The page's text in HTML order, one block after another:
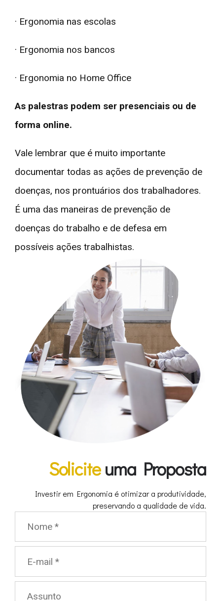
· Ergonomia nas escolas
· Ergonomia nos bancos
· Ergonomia no Home Office
As palestras podem ser presenciais ou de
forma online.
Vale lembrar que é muito importante
documentar todas as ações de prevenção de
doenças, nos prontuários dos trabalhadores.
É uma das maneiras de prevenção de
doenças do trabalho e de defesa em
possíveis ações trabalhistas.
Soliciteuma Proposta
Investir em Ergonomia é otimizar a produtividade,
preservando a qualidade de vida.